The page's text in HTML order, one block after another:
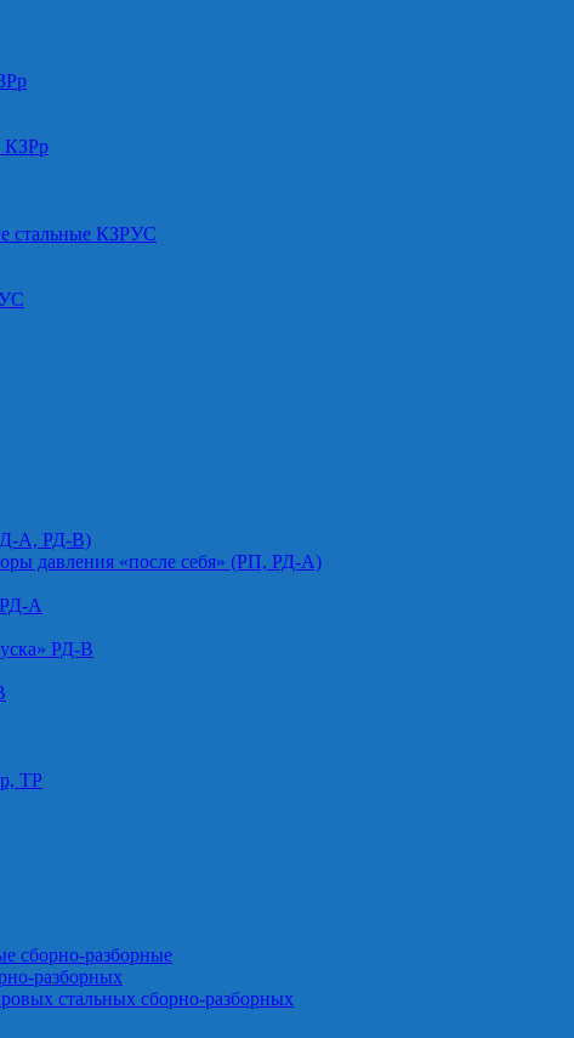
КЗРр
стальные КЗРУС
А, РД-В)
давления «после себя» (РП, РД-А)
РД-А
РД-В
ТР
сборно-разборные
разборных
стальных сборно-разборных